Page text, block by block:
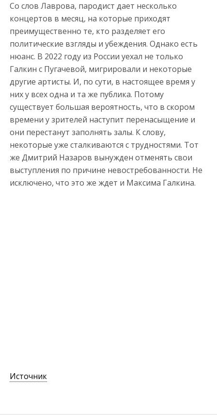
Со слов Лаврова, пародист дает несколько
концертов в месяц, на которые приходят
преимущественно те, кто разделяет его
политические взгляды и убеждения. Однако есть
нюанс. В 2022 году из России уехал не только
Галкин с Пугачевой, мигрировали и некоторые
другие артисты. И, по сути, в настоящее время у
них у всех одна и та же публика. Потому
существует большая вероятность, что в скором
времени у зрителей наступит перенасыщение и
они перестанут заполнять залы. К слову,
некоторые уже сталкиваются с трудностями. Тот
же Дмитрий Назаров вынужден отменять свои
выступления по причине невостребованности. Не
исключено, что это же ждет и Максима Галкина.
Источник